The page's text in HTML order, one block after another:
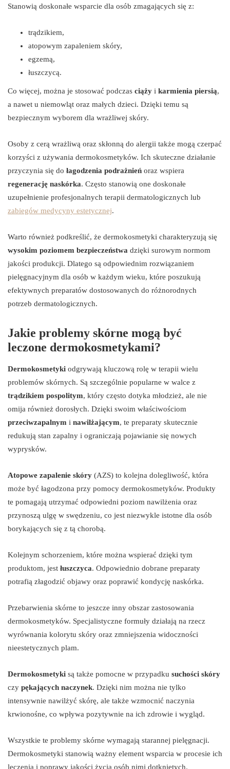
Stanowią doskonałe wsparcie dla osób zmagających się z:
trądzikiem,
atopowym zapaleniem skóry,
egzemą,
łuszczycą.
Co więcej, można je stosować podczas ciąży i karmienia piersią,
a nawet u niemowląt oraz małych dzieci. Dzięki temu są
bezpiecznym wyborem dla wrażliwej skóry.
Osoby z cerą wrażliwą oraz skłonną do alergii także mogą czerpać
korzyści z używania dermokosmetyków. Ich skuteczne działanie
przyczynia się do łagodzenia podrażnień oraz wspiera
regenerację naskórka. Często stanowią one doskonałe
uzupełnienie profesjonalnych terapii dermatologicznych lub
zabiegów medycyny estetycznej.
Warto również podkreślić, że dermokosmetyki charakteryzują się
wysokim poziomem bezpieczeństwa dzięki surowym normom
jakości produkcji. Dlatego są odpowiednim rozwiązaniem
pielęgnacyjnym dla osób w każdym wieku, które poszukują
efektywnych preparatów dostosowanych do różnorodnych
potrzeb dermatologicznych.
Jakie problemy skórne mogą być
leczone dermokosmetykami?
Dermokosmetyki odgrywają kluczową rolę w terapii wielu
problemów skórnych. Są szczególnie popularne w walce z
trądzikiem pospolitym, który często dotyka młodzież, ale nie
omija również dorosłych. Dzięki swoim właściwościom
przeciwzapalnym i nawilżającym, te preparaty skutecznie
redukują stan zapalny i ograniczają pojawianie się nowych
wyprysków.
Atopowe zapalenie skóry (AZS) to kolejna dolegliwość, która
może być łagodzona przy pomocy dermokosmetyków. Produkty
te pomagają utrzymać odpowiedni poziom nawilżenia oraz
przynoszą ulgę w swędzeniu, co jest niezwykle istotne dla osób
borykających się z tą chorobą.
Kolejnym schorzeniem, które można wspierać dzięki tym
produktom, jest łuszczyca. Odpowiednio dobrane preparaty
potrafią złagodzić objawy oraz poprawić kondycję naskórka.
Przebarwienia skórne to jeszcze inny obszar zastosowania
dermokosmetyków. Specjalistyczne formuły działają na rzecz
wyrównania kolorytu skóry oraz zmniejszenia widoczności
nieestetycznych plam.
Dermokosmetyki są także pomocne w przypadku suchości skóry
czy pękających naczynek. Dzięki nim można nie tylko
intensywnie nawilżyć skórę, ale także wzmocnić naczynia
krwionośne, co wpływa pozytywnie na ich zdrowie i wygląd.
Wszystkie te problemy skórne wymagają starannej pielęgnacji.
Dermokosmetyki stanowią ważny element wsparcia w procesie ich
leczenia i poprawy jakości życia osób nimi dotkniętych.